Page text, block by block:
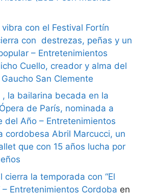
con el Festival Fortín
con destrezas, peñas y un
– Entretenimientos
Cuello, creador y alma del
San Clemente
la bailarina becada en la
de París, nominada a
del Año – Entretenimientos
cordobesa Abril Marcucci, un
que con 15 años lucha por
cierra la temporada con “El
– Entretenimientos Cordoba en